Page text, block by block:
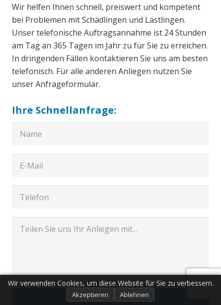
Wir helfen Ihnen schnell, preiswert und kompetent
bei Problemen mit Schädlingen und Lästlingen.
Unser telefonische Auftragsannahme ist 24 Stunden
am Tag an 365 Tagen im Jahr zu für Sie zu erreichen.
In dringenden Fällen kontaktieren Sie uns am besten
telefonisch. Für alle anderen Anliegen nutzen Sie
unser Anfrageformular.
Ihre Schnellanfrage:
Senden
Wir verwenden Cookies, um diese Website für Sie zu verbessern.
Akzeptieren Ablehnen